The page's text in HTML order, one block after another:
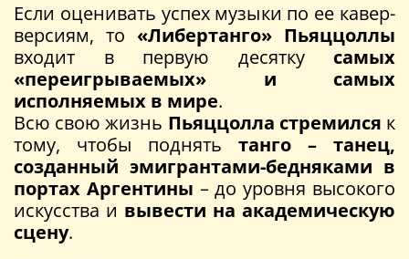
Если оценивать успех музыки по ее кавер-
версиям, то «Либертанго» Пьяццоллы
входит в первую десятку самых
«переигрываемых» и самых
исполняемых в мире.
Всю свою жизнь Пьяццолла стремился к
тому, чтобы поднять танго – танец,
созданный эмигрантами-бедняками в
портах Аргентины – до уровня высокого
искусства и вывести на академическую
сцену.